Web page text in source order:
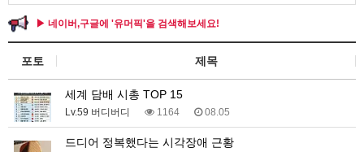
▶ 네이버,구글에 '유머픽'을 검색해보세요!
포토 제목
세계 담배 시총 TOP 15
Lv.59 버디버디 1164 08.05
드디어 정복했다는 시각장애 근황